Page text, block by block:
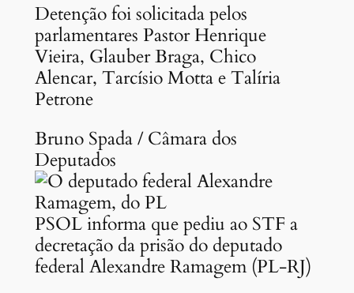
Detenção foi solicitada pelos
parlamentares Pastor Henrique
Vieira, Glauber Braga, Chico
Alencar, Tarcísio Motta e Talíria
Petrone
Bruno Spada / Câmara dos
Deputados
PSOL informa que pediu ao STF a
decretação da prisão do deputado
federal Alexandre Ramagem (PL-RJ)